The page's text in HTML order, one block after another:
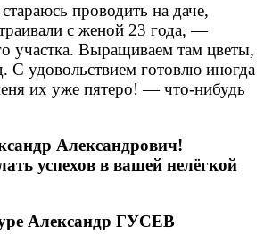
проводить на даче,
с женой 23 года, —
участка. Выращиваем там цветы,
С удовольствием готовлю иногда
их уже пятеро! — что-нибудь
Александрович!
успехов в вашей нелёгкой
Александр ГУСЕВ